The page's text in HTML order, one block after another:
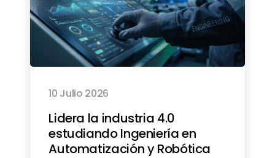
10 Julio 2026
Lidera la industria 4.0
estudiando Ingeniería en
Automatización y Robótica